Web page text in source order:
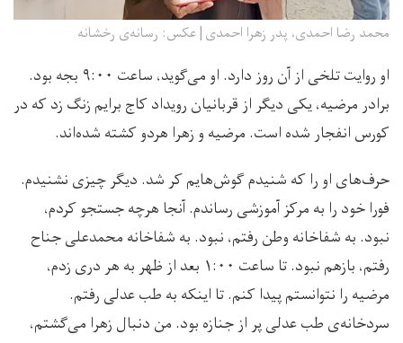
محمد رضا احمدی، پدر زهرا احمدی| عکس: رسانه‌ی رخشانه
او روایت تلخی از آن روز دارد. او می‌گوید، ساعت ۹:۰۰ بجه بود.
برادر مرضیه، یکی دیگر از قربانیان رویداد کاج برایم زنگ زد که در
کورس انفجار شده است. مرضیه و زهرا هردو کشته شده‌اند.
حرف‌های او را که شنیدم گوش‌هایم کر شد‌. دیگر چیزی نشنیدم.
فورا خود را به مرکز آموزشی رساندم. آنجا هرچه جستجو کردم،
نبود. به شفاخانه وطن رفتم، نبود. به شفاخانه محمدعلی جناح
رفتم، بازهم نبود. تا ساعت ۱:۰۰ بعد از ظهر به هر دری زدم،
مرضیه را نتوانستم پیدا کنم. تا اینکه به طب عدلی رفتم.
سردخانه‌ی طب عدلی پر از جنازه بود. من دنبال زهرا می‌گشتم،